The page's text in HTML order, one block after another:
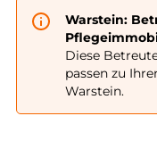
Warstein:
Diese
passen zu
Warstein.